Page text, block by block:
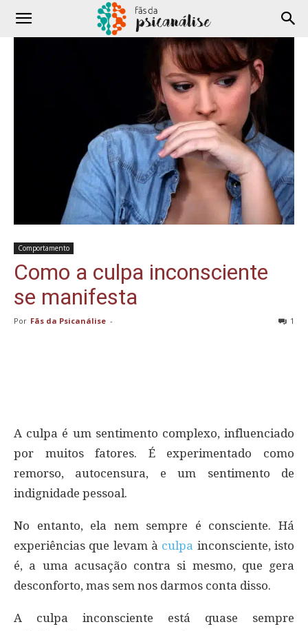
Comportamento
Como a culpa inconsciente
se manifesta
Por Fãs da Psicanálise - 1
A culpa é um sentimento complexo, influenciado
por muitos fatores. É experimentado como
remorso, autocensura, e um sentimento de
indignidade pessoal.
No entanto, ela nem sempre é consciente. Há
experiências que levam à culpa inconsciente, isto
é, a uma acusação contra si mesmo, que gera
desconforto, mas sem nos darmos conta disso.
A culpa inconsciente está quase sempre